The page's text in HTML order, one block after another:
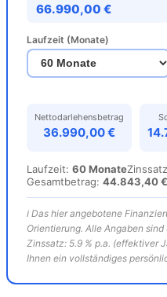
66.990,00 €
Laufzeit (Monate)
Nettodarlehensbetrag
36.990,00 €
Laufzeit: 60 Monate
Gesamtbetrag: 44.843,40 €
ℹ️ Das hier angebotene
Orientierung. Alle Angaben
Zinssatz: 5.9 % p.a. (effektiver
Ihnen ein vollständiges